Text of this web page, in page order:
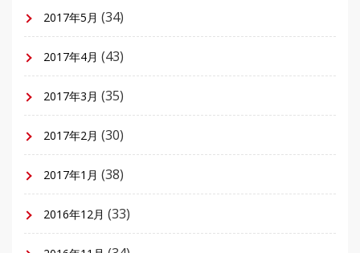
2017年5月 (34)
2017年4月 (43)
2017年3月 (35)
2017年2月 (30)
2017年1月 (38)
2016年12月 (33)